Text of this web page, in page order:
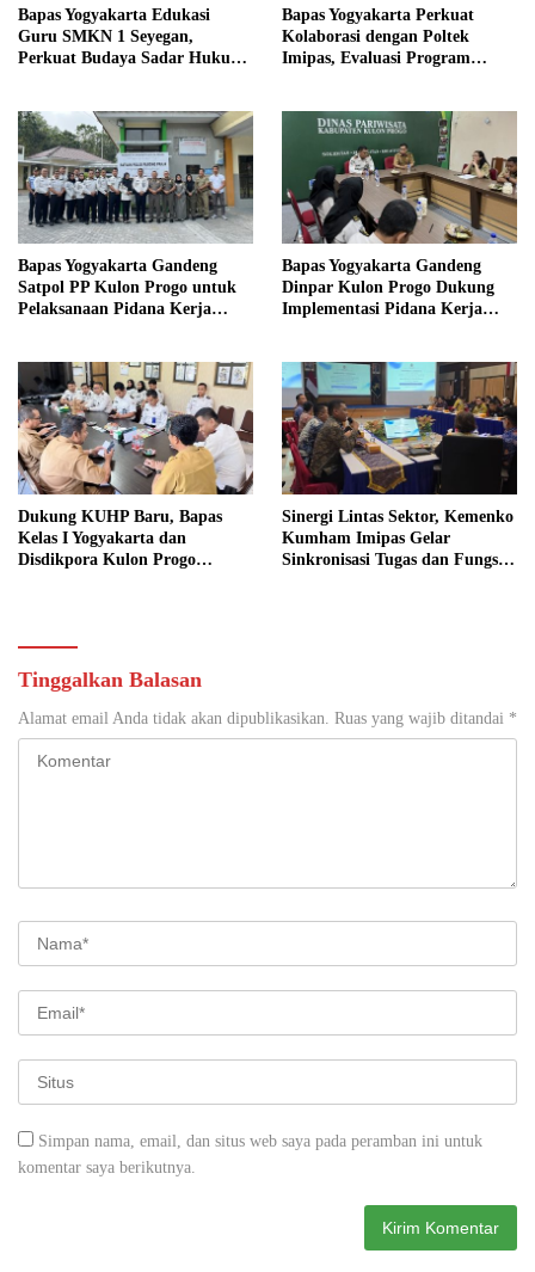
Bapas Yogyakarta Edukasi
Guru SMKN 1 Seyegan,
Perkuat Budaya Sadar Hukum
Bapas Yogyakarta Perkuat
Kolaborasi dengan Poltek
Imipas, Evaluasi Program
Bapas Yogyakarta Gandeng
Satpol PP Kulon Progo untuk
Pelaksanaan Pidana Kerja
Bapas Yogyakarta Gandeng
Dinpar Kulon Progo Dukung
Implementasi Pidana Kerja
Dukung KUHP Baru, Bapas
Kelas I Yogyakarta dan
Disdikpora Kulon Progo
Sinergi Lintas Sektor, Kemenko
Kumham Imipas Gelar
Sinkronisasi Tugas dan Fungsi
Tinggalkan Balasan
Alamat email Anda tidak akan dipublikasikan. Ruas yang wajib ditandai *
Simpan nama, email, dan situs web saya pada peramban ini untuk
komentar saya berikutnya.